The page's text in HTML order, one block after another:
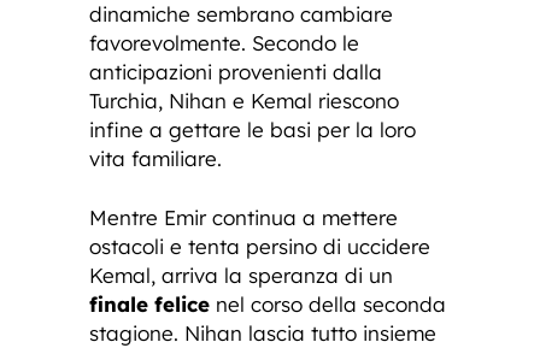
dinamiche sembrano cambiare
favorevolmente. Secondo le
anticipazioni provenienti dalla
Turchia, Nihan e Kemal riescono
infine a gettare le basi per la loro
vita familiare.
Mentre Emir continua a mettere
ostacoli e tenta persino di uccidere
Kemal, arriva la speranza di un
finale felice nel corso della seconda
stagione. Nihan lascia tutto insieme